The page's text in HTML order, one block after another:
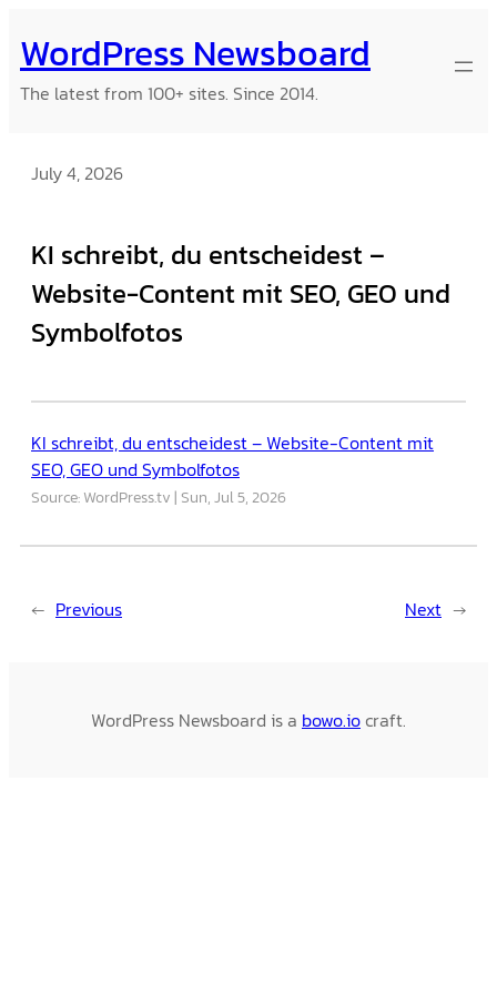
to
content
WordPress Newsboard
The latest from 100+ sites. Since 2014.
July 4, 2026
KI schreibt, du entscheidest –
Website-Content mit SEO, GEO und
Symbolfotos
KI schreibt, du entscheidest – Website-Content mit
SEO, GEO und Symbolfotos
Source: WordPress.tv Sun, Jul 5, 2026
← Previous Next →
WordPress Newsboard is a bowo.iocraft.